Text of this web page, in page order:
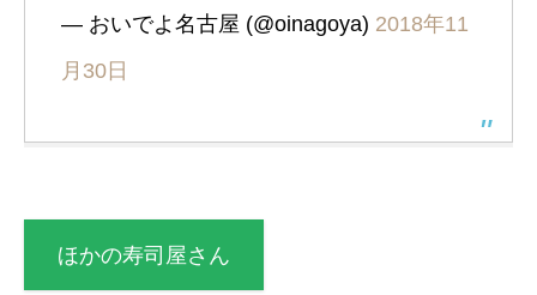
— おいでよ名古屋 (@oinagoya) 2018年11
月30日
ほかの寿司屋さん